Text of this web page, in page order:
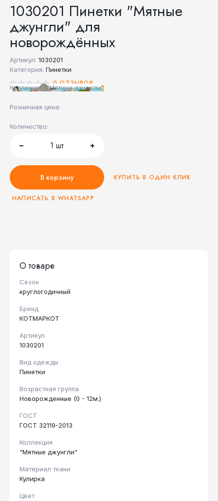
1030201 Пинетки "Мятные
джунгли" для
новорождённых
Артикул: 1030201
Категория: Пинетки
0 ОТЗЫВОВ
Коллекция: "Мятные джунгли"
Розничная цена:
Количество:
1 шт
В корзину КУПИТЬ В ОДИН КЛИК
НАПИСАТЬ В WHATSAPP
О товаре
Сезон
круглогодичный
Бренд
КОТМАРКОТ
Артикул
1030201
Вид одежды
Пинетки
Возрастная группа
Новорожденные (0 - 12м.)
ГОСТ
ГОСТ 32119-2013
Коллекция
"Мятные джунгли"
Материал ткани
Кулирка
Цвет